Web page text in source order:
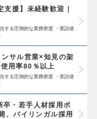
支援】未経験歓迎｜
する圧倒的な業務密度 ・英語使
ンサル営業×知見の架
用率80％以上
する圧倒的な業務密度 ・英語使
卒・若手人材採用ポ
、バイリンガル採用